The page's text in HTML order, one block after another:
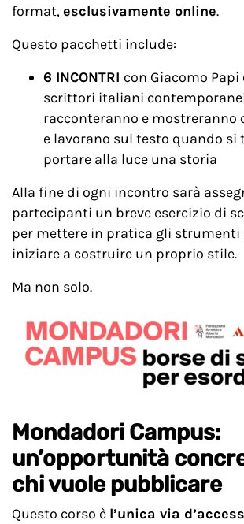
format,esclusivamente online.
Questo pacchetti include:
6 INCONTRI con Giacomo
scrittori italiani
racconteranno e mostreranno
e lavorano sul testo quando
portare alla luce una storia
Alla fine di ogni incontro sarà
partecipanti un breve esercizio di
per mettere in pratica gli strumenti
iniziare a costruire un proprio stile.
Ma non solo.
Mondadori Campus:
un’opportunità
chi vuole pubblicare
Questo corso è l’unica via